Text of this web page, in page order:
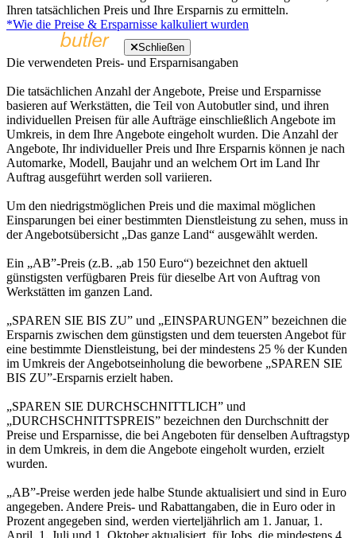
Ihren tatsächlichen Preis und Ihre Ersparnis zu ermitteln.
*Wie die Preise & Ersparnisse kalkuliert wurden
Schließen
Die verwendeten Preis- und Ersparnisangaben
Die tatsächlichen Anzahl der Angebote, Preise und Ersparnisse
basieren auf Werkstätten, die Teil von Autobutler sind, und ihren
individuellen Preisen für alle Aufträge einschließlich Angebote im
Umkreis, in dem Ihre Angebote eingeholt wurden. Die Anzahl der
Angebote, Ihr individueller Preis und Ihre Ersparnis können je nach
Automarke, Modell, Baujahr und an welchem Ort im Land Ihr
Auftrag ausgeführt werden soll variieren.
Um den niedrigstmöglichen Preis und die maximal möglichen
Einsparungen bei einer bestimmten Dienstleistung zu sehen, muss in
der Angebotsübersicht „Das ganze Land“ ausgewählt werden.
Ein „AB”-Preis (z.B. „ab 150 Euro“) bezeichnet den aktuell
günstigsten verfügbaren Preis für dieselbe Art von Auftrag von
Werkstätten im ganzen Land.
„SPAREN SIE BIS ZU” und „EINSPARUNGEN” bezeichnen die
Ersparnis zwischen dem günstigsten und dem teuersten Angebot für
eine bestimmte Dienstleistung, bei der mindestens 25 % der Kunden
im Umkreis der Angebotseinholung die beworbene „SPAREN SIE
BIS ZU”-Ersparnis erzielt haben.
„SPAREN SIE DURCHSCHNITTLICH” und
„DURCHSCHNITTSPREIS” bezeichnen den Durchschnitt der
Preise und Ersparnisse, die bei Angeboten für denselben Auftragstyp
in dem Umkreis, in dem die Angebote eingeholt wurden, erzielt
wurden.
„AB”-Preise werden jede halbe Stunde aktualisiert und sind in Euro
angegeben. Andere Preis- und Rabattangaben, die in Euro oder in
Prozent angegeben sind, werden vierteljährlich am 1. Januar, 1.
April, 1. Juli und 1. Oktober aktualisiert, für Jobs, die mindestens 4